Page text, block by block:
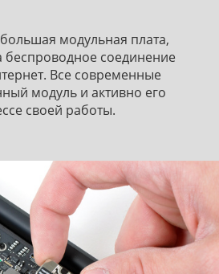
модульная плата,
беспроводное соединение
Все современные
модуль и активно его
своей работы.